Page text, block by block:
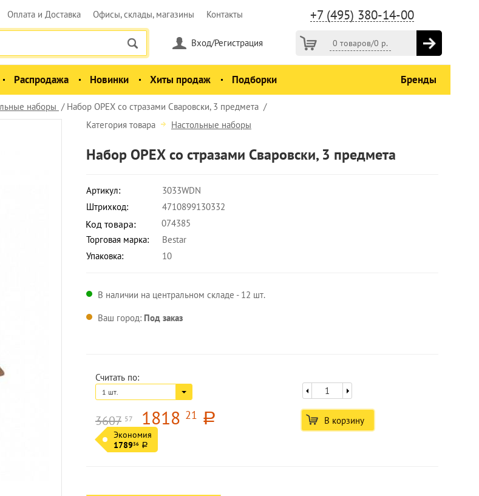
+7 (495) 380-14-00
Оплата и Доставка Офисы, склады, магазины Контакты
0 товаров/0 р.
Вход/Регистрация
Распродажа Новинки Хиты продаж Подборки Бренды
наборы Набор ОРЕХ со стразами Сваровски, 3 предмета
Категория товара Настольные наборы
Набор ОРЕХ со стразами Сваровски, 3 предмета
Артикул:
3033WDN
Штрихкод:
4710899130332
Код товара:
074385
Торговая марка:
Bestar
Упаковка:
10
В наличии на центральном складе - 12 шт.
Ваш город: Под заказ
Считать по:
1 шт.
3607 57 1818 21 a
Экономия
178936 a
В корзину